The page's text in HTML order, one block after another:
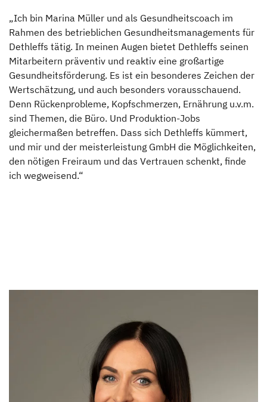
„Ich bin Marina Müller und als Gesundheitscoach im
Rahmen des betrieblichen Gesundheitsmanagements für
Dethleffs tätig. In meinen Augen bietet Dethleffs seinen
Mitarbeitern präventiv und reaktiv eine großartige
Gesundheitsförderung. Es ist ein besonderes Zeichen der
Wertschätzung, und auch besonders vorausschauend.
Denn Rückenprobleme, Kopfschmerzen, Ernährung u.v.m.
sind Themen, die Büro. Und Produktion-Jobs
gleichermaßen betreffen. Dass sich Dethleffs kümmert,
und mir und der meisterleistung GmbH die Möglichkeiten,
den nötigen Freiraum und das Vertrauen schenkt, finde
ich wegweisend.“